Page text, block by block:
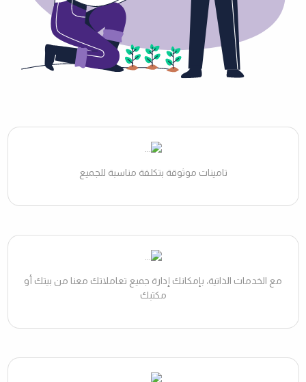
تامينات موثوقة بتكلفة مناسبة للجميع
مع الخدمات الذاتية، بإمكانك إدارة جميع تعاملاتك معنا من بيتك أو
مكتبك